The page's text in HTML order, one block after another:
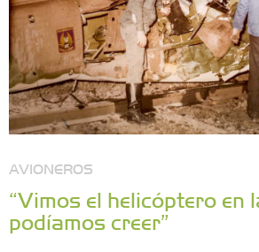
AVIONEROS
“Vimos el helicóptero en
podíamos creer”